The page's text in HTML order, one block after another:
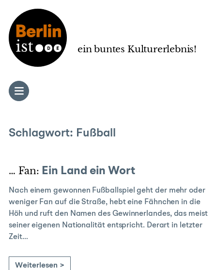
ein buntes Kulturerlebnis!
Schlagwort: Fußball
… Fan: Ein Land ein Wort
Nach einem gewonnen Fußballspiel geht der mehr oder
weniger Fan auf die Straße, hebt eine Fähnchen in die
Höh und ruft den Namen des Gewinnerlandes, das meist
seiner eigenen Nationalität entspricht. Derart in letzter
Zeit…
Weiterlesen >